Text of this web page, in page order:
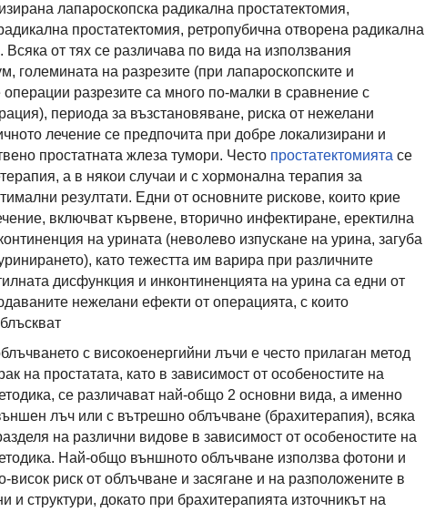
лапароскопска радикална простатектомия,
простатектомия, ретропубична отворена радикална
Всяка от тях се различава по вида на използвания
големината на разрезите (при лапароскопските и
операции разрезите са много по-малки в сравнение с
периода за възстановяване, риска от нежелани
лечение се предпочита при добре локализирани и
простатната жлеза тумори. Често простатектомиятасе
а в някои случаи и с хормонална терапия за
резултати. Едни от основните рискове, които крие
включват кървене, вторично инфектиране, еректилна
на урината (неволево изпускане на урина, загуба
като тежестта им варира при различните
дисфункция и инконтиненцията на урина са едни от
нежелани ефекти от операцията, с които
с високоенергийни лъчи е често прилаган метод
на простатата, като в зависимост от особеностите на
се различават най-общо 2 основни вида, а именно
лъч или с вътрешно облъчване (брахитерапия), всяка
на различни видове в зависимост от особеностите на
Най-общо външното облъчване използва фотони и
висок риск от облъчване и засягане и на разположените в
и структури, докато при брахитерапията източникът на